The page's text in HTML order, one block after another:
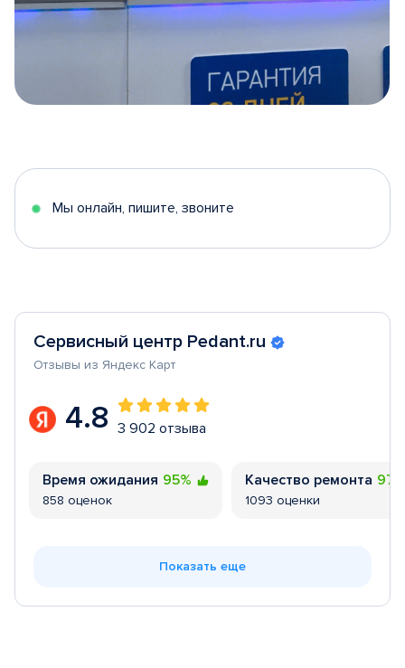
5
Мы онлайн, пишите, звоните
Сервисный центр Pedant.ru
Отзывы из Яндекс Карт
4.8 3 902 отзыва
Время ожидания 95%
858 оценок
Качество ремонта
1093 оценки
Показать еще